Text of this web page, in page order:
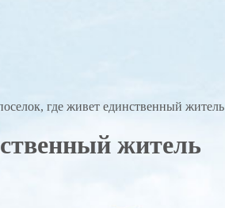
где живет единственный житель
житель